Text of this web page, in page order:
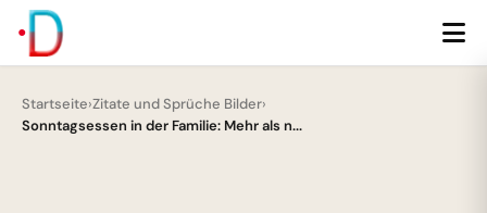
Startseite›Zitate und Sprüche Bilder›
Sonntagsessen in der Familie: Mehr als n...